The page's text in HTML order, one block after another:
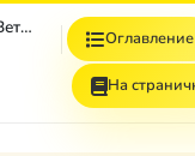
Введение в Священное Писание Ветхого Завета Оглавление
На